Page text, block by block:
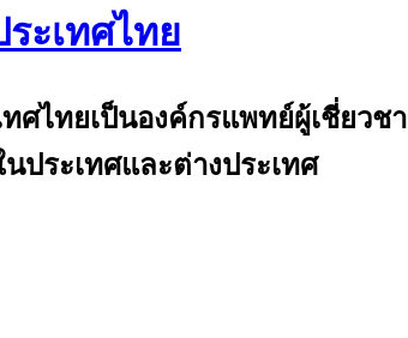
ะเทศไทย
ศไทยเป็นองค์กรแพทย์ผู้เชี่ยว
ประเทศและต่างประเทศ